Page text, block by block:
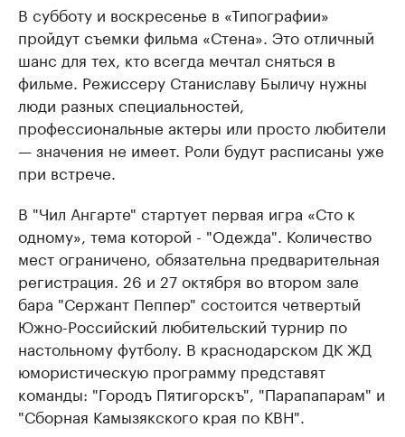
В субботу и воскресенье в «Типографии»
пройдут съемки фильма «Стена». Это отличный
шанс для тех, кто всегда мечтал сняться в
фильме. Режиссеру Станиславу Быличу нужны
люди разных специальностей,
профессиональные актеры или просто любители
— значения не имеет. Роли будут расписаны уже
при встрече.
В "Чил Ангарте" стартует первая игра «Сто к
одному», тема которой - "Одежда". Количество
мест ограничено, обязательна предварительная
регистрация. 26 и 27 октября во втором зале
бара "Сержант Пеппер" состоится четвертый
Южно-Российский любительский турнир по
настольному футболу. В краснодарском ДК ЖД
юмористическую программу представят
команды: "Городъ Пятигорскъ", "Парапапарам" и
"Сборная Камызякского края по КВН".